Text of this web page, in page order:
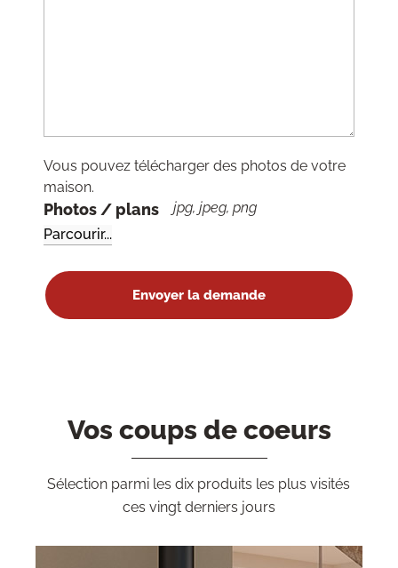
Vous pouvez télécharger des photos de votre
maison.
Photos / plans jpg, jpeg, png
Vos coups de coeurs
Sélection parmi les dix produits les plus visités
ces vingt derniers jours